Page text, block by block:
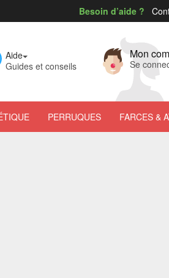
Besoin d’aide ?
Aide
Guides et conseils
Mon
Se
PERRUQUES FARCES &